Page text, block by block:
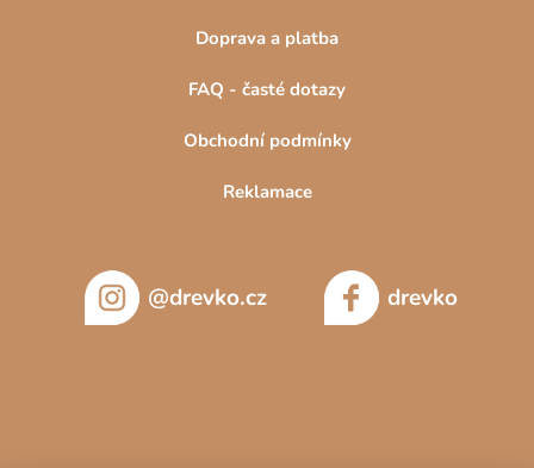
Doprava a platba
FAQ - časté dotazy
Obchodní podmínky
Reklamace
@drevko.cz drevko